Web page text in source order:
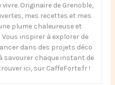
Originaire de Grenoble,
mes recettes et mes
plume chaleureuse et
inspirer à explorer de
dans des projets déco
savourer chaque instant de
ici, sur CaffeForte.fr !